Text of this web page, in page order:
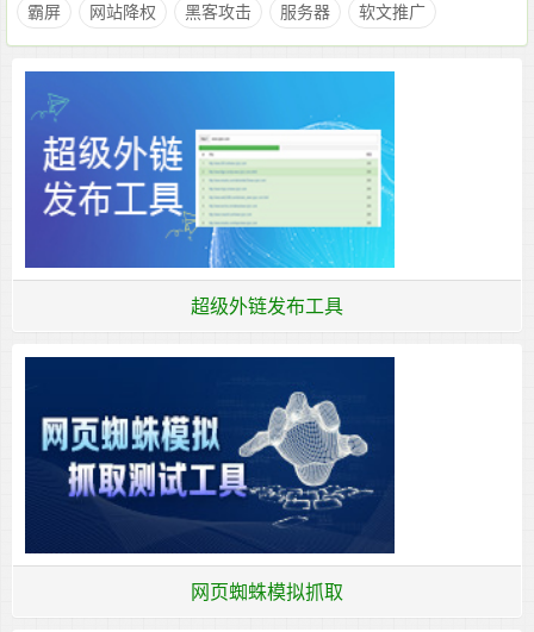
霸屏
网站降权 黑客攻击 服务器 软文推广
超级外链发布工具
网页蜘蛛模拟抓取